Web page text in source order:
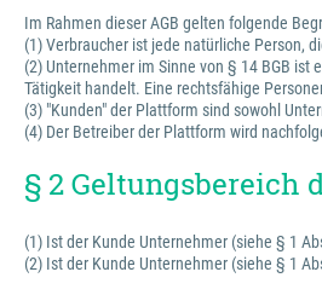
Im Rahmen dieser AGB gelten folgende
(1) Verbraucher ist jede natürliche Person,
(2) Unternehmer im Sinne von § 14 BGB
Tätigkeit handelt. Eine rechtsfähige
(3) "Kunden" der Plattform sind sowohl
(4) Der Betreiber der Plattform wird
§ 2 Geltungsbereich
(1) Ist der Kunde Unternehmer (siehe § 1
(2) Ist der Kunde Unternehmer (siehe § 1